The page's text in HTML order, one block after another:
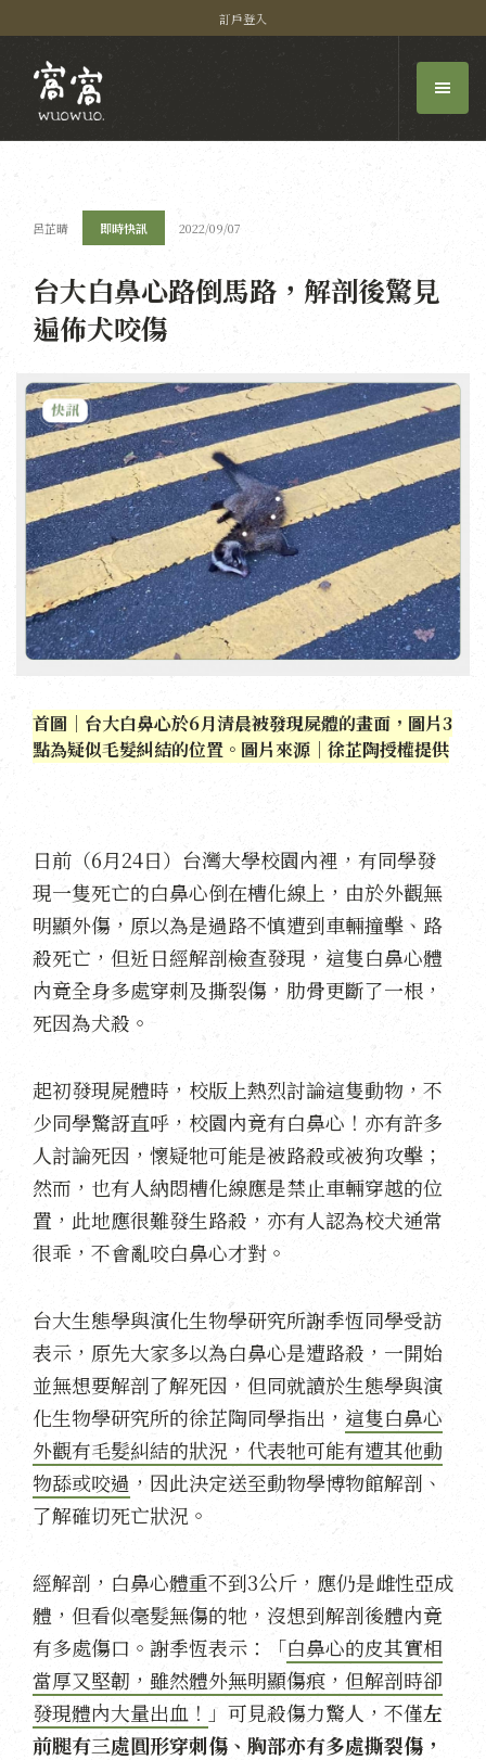
訂戶登入
呂芷晴 即時快訊 2022/09/07
台大白鼻心路倒馬路，解剖後驚見
遍佈犬咬傷
首圖｜台大白鼻心於6月清晨被發現屍體的畫面，圖片3
點為疑似毛髮糾結的位置。圖片來源｜徐芷陶授權提供
日前（6月24日）台灣大學校園內裡，有同學發
現一隻死亡的白鼻心倒在槽化線上，由於外觀無
明顯外傷，原以為是過路不慎遭到車輛撞擊、路
殺死亡，但近日經解剖檢查發現，這隻白鼻心體
內竟全身多處穿刺及撕裂傷，肋骨更斷了一根，
死因為犬殺。
起初發現屍體時，校版上熱烈討論這隻動物，不
少同學驚訝直呼，校園內竟有白鼻心！亦有許多
人討論死因，懷疑牠可能是被路殺或被狗攻擊；
然而，也有人納悶槽化線應是禁止車輛穿越的位
置，此地應很難發生路殺，亦有人認為校犬通常
很乖，不會亂咬白鼻心才對。
台大生態學與演化生物學研究所謝季恆同學受訪
表示，原先大家多以為白鼻心是遭路殺，一開始
並無想要解剖了解死因，但同就讀於生態學與演
化生物學研究所的徐芷陶同學指出， 這隻白鼻心
外觀有毛髮糾結的狀況，代表牠可能有遭其他動
物舔或咬過 ，因此決定送至動物學博物館解剖、
了解確切死亡狀況。
經解剖，白鼻心體重不到3公斤，應仍是雌性亞成
體，但看似毫髮無傷的牠，沒想到解剖後體內竟
有多處傷口。謝季恆表示：「白鼻心的皮其實相
當厚又堅韌，雖然體外無明顯傷痕，但解剖時卻
發現體內大量出血！ 」可見殺傷力驚人，不僅左
前腿有三處圓形穿刺傷、胸部亦有多處撕裂傷，